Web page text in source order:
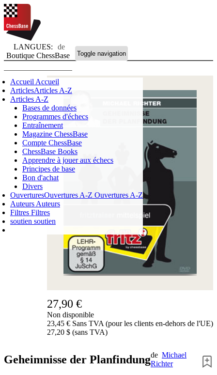
LANGUES:
de
Boutique ChessBase
Toggle navigation
Accueil Accueil
ArticlesArticles A-Z
Articles A-Z
Bases de données
Programmes d'échecs
Entraînement
Magazine ChessBase
Compte ChessBase
ChessBase Books
Apprendre à jouer aux échecs
Principes de base
Bon d'achat
Divers
OuverturesOuvertures A-Z Ouvertures A-Z
Auteurs Auteurs
Filtres Filtres
soutien soutien
Login
PANIER D'ACHATS
0
ARTICLE
0,00 €
✔
27,90 €
Non disponible
23,45 € Sans TVA (pour les clients en-dehors de l'UE)
27,20 $ (sans TVA)
Geheimnisse der Planfindungde Michael
Richter